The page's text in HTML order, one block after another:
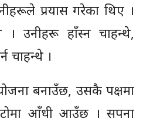
प्रयास गरेका थिए ।
। उनीहरू हाँस्न चाहन्थे,
चाहन्थे ।
बनाउँछ, उसकै पक्षमा
आँधी आउँछ । सपना